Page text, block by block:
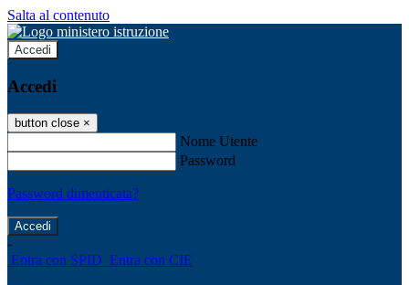
Salta al contenuto
Accedi
Accedi
button close ×
Nome Utente
Password
Password dimenticata?
-
Entra con SPID Entra con CIE